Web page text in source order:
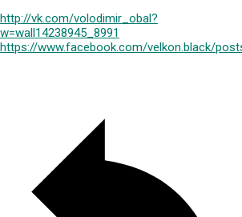
http://vk.com/volodimir_obal?
w=wall14238945_8991
https://www.facebook.com/velkon.black/